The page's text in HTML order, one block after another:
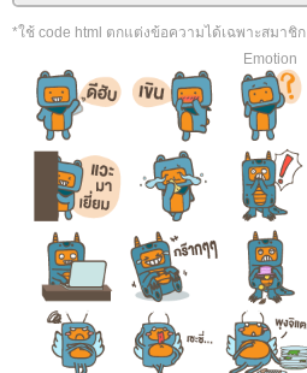
*ใช้ code html ตกแต่งข้อความได้เฉพาะสมาชิก
Emotion